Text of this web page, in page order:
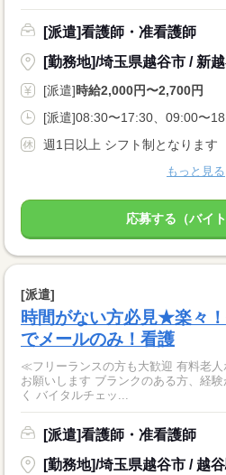
[派遣]看護師・准看護師
[勤務地]/埼玉県越谷市 / 新
[派遣]時給2,000円〜2,700円
[派遣]08:30〜17:30、09:00〜
週1日以上 シフト制となります
もっと見る
応募する（バイト
[派遣]
時間がない方必見★楽々
でメールのみ！看護
≪フリーランスの方も大歓迎 有料老
お願いします ブランクのある方、経
く バイタルチェッ...
[派遣]看護師・准看護師
[勤務地]/埼玉県越谷市 / 越